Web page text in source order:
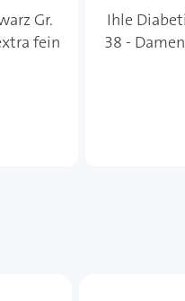
Gr.
fein
Ihle
38 -